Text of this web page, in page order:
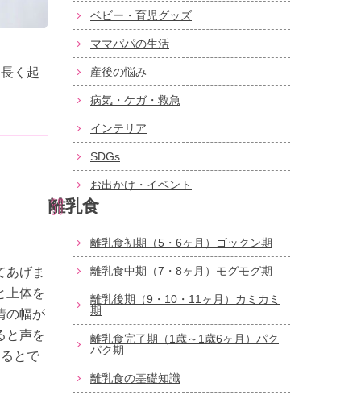
く起
あげま
上体を
の幅が
と声を
とで
ベビー・育児グッズ
ママパパの生活
産後の悩み
病気・ケガ・救急
インテリア
SDGs
お出かけ・イベント
離乳食
離乳食初期（5・6ヶ月）ゴックン期
離乳食中期（7・8ヶ月）モグモグ期
離乳後期（9・10・11ヶ月）カミカミ
期
離乳食完了期（1歳～1歳6ヶ月）パク
パク期
離乳食の基礎知識